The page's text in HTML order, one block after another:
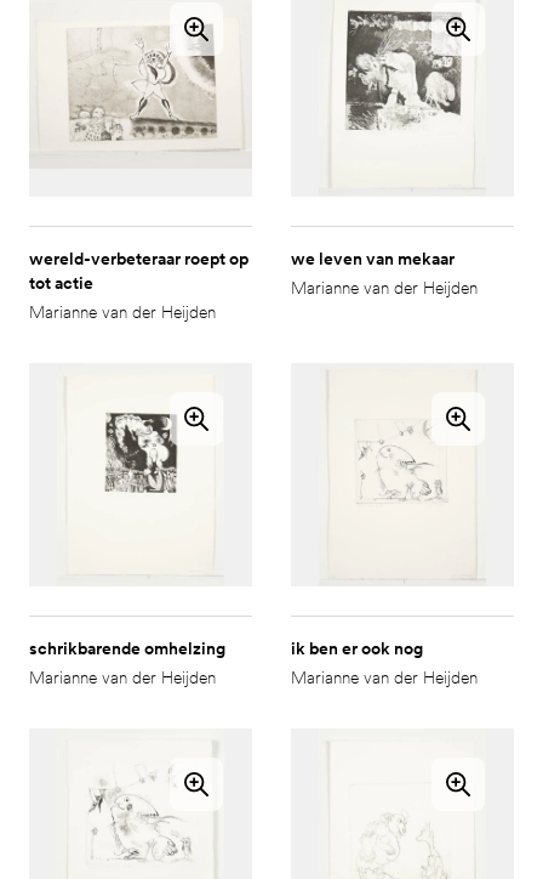
wereld-verbeteraar roept op
tot actie
Marianne van der Heijden
we leven van mekaar
Marianne van der Heijden
schrikbarende omhelzing
Marianne van der Heijden
ik ben er ook nog
Marianne van der Heijden